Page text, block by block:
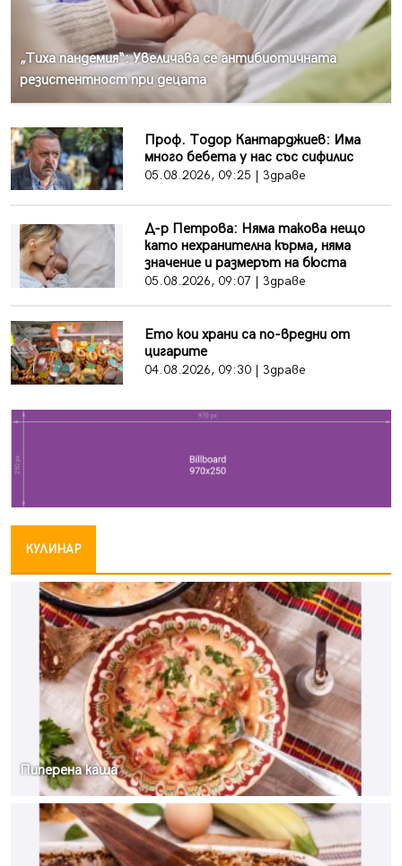
„Тиха пандемия“: Увеличава се антибиотичната
резистентност при децата
Проф. Тодор Кантарджиев: Има
много бебета у нас със сифилис
05.08.2026, 09:25 | Здраве
Д-р Петрова: Няма такова нещо
като нехранителна кърма, няма
значение и размерът на бюста
05.08.2026, 09:07 | Здраве
Ето кои храни са по-вредни от
цигарите
04.08.2026, 09:30 | Здраве
КУЛИНАР
Пиперена каша